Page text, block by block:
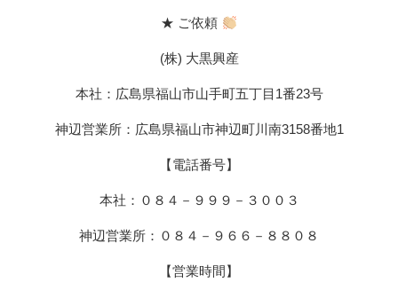
★ ご依頼
(株) 大黒興産
本社：広島県福山市山手町五丁目1番23号
神辺営業所：広島県福山市神辺町川南3158番地1
【電話番号】
本社：０８４－９９９－３００３
神辺営業所：０８４－９６６－８８０８
【営業時間】